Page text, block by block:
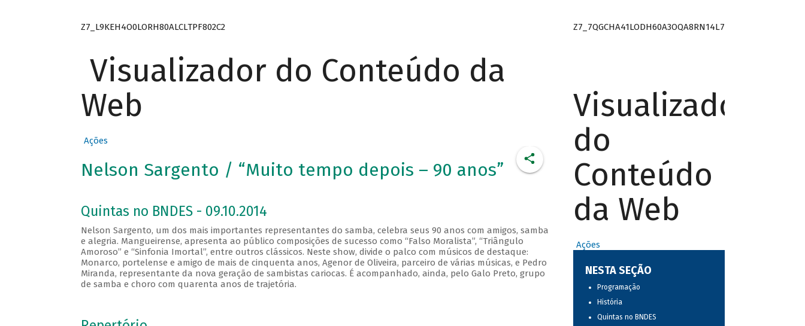
Z7_L9KEH4O0LORH80ALCLTPF802C2
Visualizador do Conteúdo da
Web
Ações
Nelson Sargento / “Muito tempo depois – 90 anos”
Quintas no BNDES - 09.10.2014
Nelson Sargento, um dos mais importantes representantes do samba, celebra seus 90 anos com amigos, samba
e alegria. Mangueirense, apresenta ao público composições de sucesso como “Falso Moralista”, “Triângulo
Amoroso” e “Sinfonia Imortal”, entre outros clássicos. Neste show, divide o palco com músicos de destaque:
Monarco, portelense e amigo de mais de cinquenta anos, Agenor de Oliveira, parceiro de várias músicas, e Pedro
Miranda, representante da nova geração de sambistas cariocas. É acompanhado, ainda, pelo Galo Preto, grupo
de samba e choro com quarenta anos de trajetória.
Z7_7QGCHA41LODH60A3OQA8RN14L7
Visualizador
do
Conteúdo
da Web
Ações
NESTA SEÇÃO
Programação
História
Quintas no BNDES